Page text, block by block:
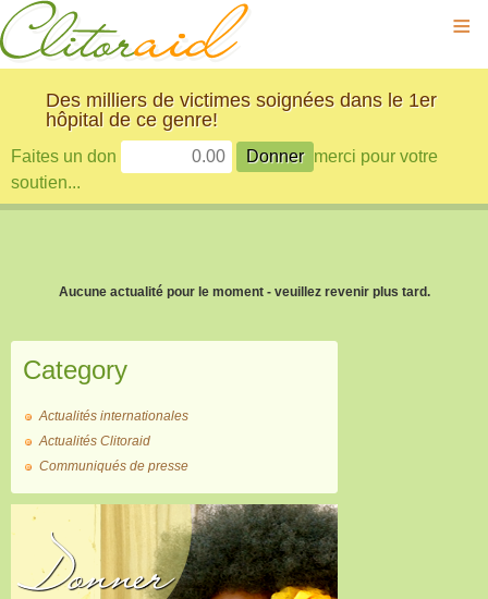
≡
Des milliers de victimes soignées dans le 1er
hôpital de ce genre!
Faites un don
merci pour votre
soutien...
Aucune actualité pour le moment - veuillez revenir plus tard.
Category
Actualités internationales
Actualités Clitoraid
Communiqués de presse
Donner